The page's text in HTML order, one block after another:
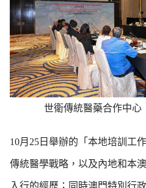
世衛傳統醫藥合作中心
10月25日舉辦的「本地培訓工
傳統醫學戰略，以及內地和本
入行的經歷；同時澳門特別行